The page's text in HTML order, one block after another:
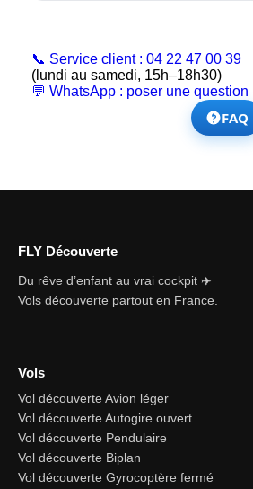
📞 Service client : 04 22 47 00 39
(lundi au samedi, 15h–18h30)
💬 WhatsApp : poser une question
FAQ
FLY Découverte
Du rêve d’enfant au vrai cockpit ✈️
Vols découverte partout en France.
Vols
Vol découverte Avion léger
Vol découverte Autogire ouvert
Vol découverte Pendulaire
Vol découverte Biplan
Vol découverte Gyrocoptère fermé